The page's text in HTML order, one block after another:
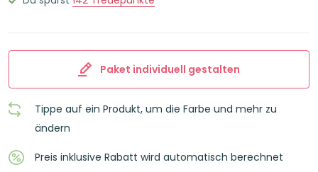
Paket individuell gestalten
Tippe auf ein Produkt, um die Farbe und mehr zu
ändern
Preis inklusive Rabatt wird automatisch berechnet